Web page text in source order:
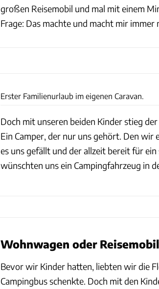
großen Reisemobil und mal mit einem
Frage: Das machte und macht mir immer
Erster Familienurlaub im eigenen Caravan.
Doch mit unseren beiden Kinder stieg
Ein Camper, der nur uns gehört. Den
es uns gefällt und der allzeit bereit für
wünschten uns ein Campingfahrzeug in
Wohnwagen oder
Bevor wir Kinder hatten, liebten wir die
Campingbus schenkte. Doch mit den